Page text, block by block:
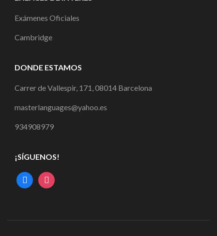
Exámenes Oficiales
Cambridge
DONDE ESTAMOS
Carrer de Vallespir, 171, 08014 Barcelona
masterlanguages@yahoo.es
934908979
¡SÍGUENOS!